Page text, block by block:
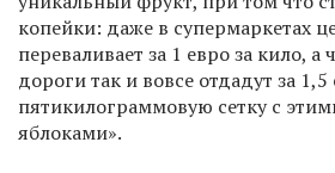
копейки: даже в супермаркетах
переваливает за 1 евро за кило,
дороги так и вовсе отдадут за 1,5
пятикилограммовую сетку с
яблоками».